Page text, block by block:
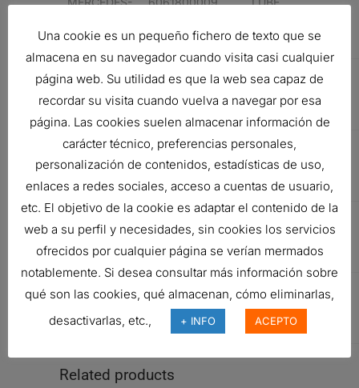
CARTRIDGE
MERCEDES-
BENZ
6061800009
LUBE
CARTRIDGE
MERCEDES-
BENZ
LUBE
FILTER,
CARTRIDGE
MERCEDES-
BENZ
LUBE
FILTER,
CARTRIDGE
MAN 07W115436A
LUBE
FILTER,
CARTRIDGE
Related products
Una cookie es un pequeño fichero de texto que se
almacena en su navegador cuando visita casi cualquier
página web. Su utilidad es que la web sea capaz de
recordar su visita cuando vuelva a navegar por esa
página. Las cookies suelen almacenar información de
carácter técnico, preferencias personales,
personalización de contenidos, estadísticas de uso,
enlaces a redes sociales, acceso a cuentas de usuario,
etc. El objetivo de la cookie es adaptar el contenido de la
web a su perfil y necesidades, sin cookies los servicios
ofrecidos por cualquier página se verían mermados
notablemente. Si desea consultar más información sobre
qué son las cookies, qué almacenan, cómo eliminarlas,
desactivarlas, etc.,
+ INFO ACEPTO